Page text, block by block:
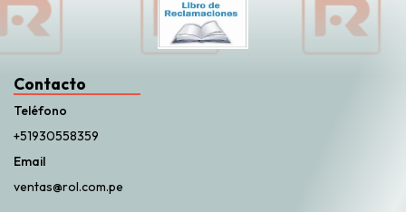
Contacto
Teléfono
+51930558359
Email
ventas@rol.com.pe